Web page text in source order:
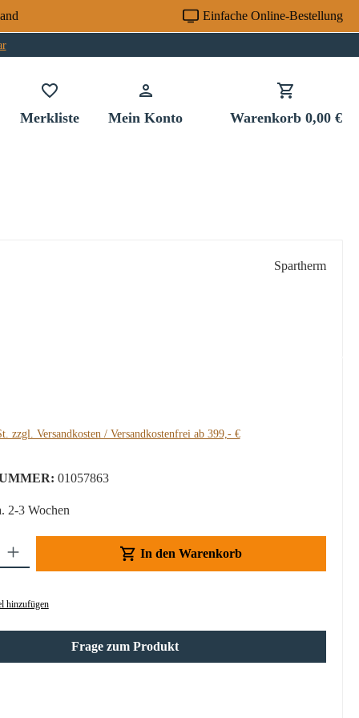
Einfache Online-Bestellung
MerklisteDu hast 0 Produkte auf dem Merkzettel
Mein Konto Warenkorb 0,00 €
Spartherm
zzgl. Versandkosten / Versandkostenfrei ab 399,- €
01057863
2-3 Wochen
den gewünschten Wert ein oder benutze die Schaltflächen um die Anzahl
In den Warenkorb
hinzufügen
Frage zum Produkt